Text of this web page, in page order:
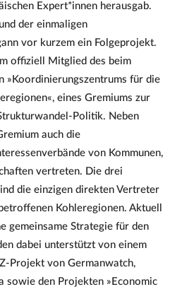
Expert*innen herausgab.
der einmaligen
vor kurzem ein Folgeprojekt.
offiziell Mitglied des beim
»Koordinierungszentrums für die
eines Gremiums zur
Politik. Neben
auch die
von Kommunen,
vertreten. Die drei
die einzigen direkten Vertreter
Kohleregionen. Aktuell
gemeinsame Strategie für den
dabei unterstützt von einem
Projekt von Germanwatch,
sowie den Projekten »Economic